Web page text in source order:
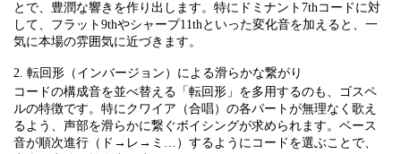
とで、豊潤な響きを作り出します。特にドミナント7thコードに対
して、フラット9thやシャープ11thといった変化音を加えると、一
気に本場の雰囲気に近づきます。
2. 転回形（インバージョン）による滑らかな繋がり
コードの構成音を並べ替える「転回形」を多用するのも、ゴスペ
ルの特徴です。特にクワイア（合唱）の各パートが無理なく歌え
るよう、声部を滑らかに繋ぐボイシングが求められます。ベース
音が順次進行（ド→レ→ミ…）するようにコードを選ぶことで、